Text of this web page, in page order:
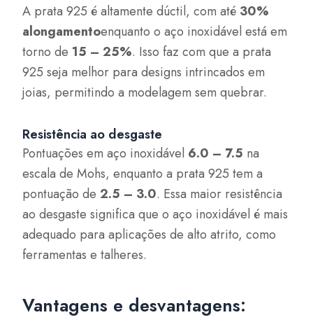
A prata 925 é altamente dúctil, com até 30%
alongamentoenquanto o aço inoxidável está em
torno de 15 – 25%. Isso faz com que a prata
925 seja melhor para designs intrincados em
joias, permitindo a modelagem sem quebrar.
Resistência ao desgaste
Pontuações em aço inoxidável 6.0 – 7.5 na
escala de Mohs, enquanto a prata 925 tem a
pontuação de2.5 – 3.0. Essa maior resistência
ao desgaste significa que o aço inoxidável é mais
adequado para aplicações de alto atrito, como
ferramentas e talheres.
Vantagens e desvantagens: